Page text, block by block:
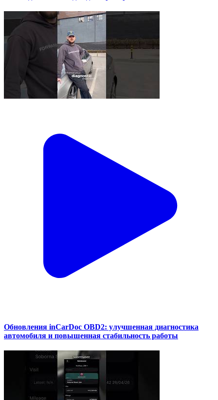
Обновления inCarDoc OBD2: улучшенная диагностика
автомобиля и повышенная стабильность работы